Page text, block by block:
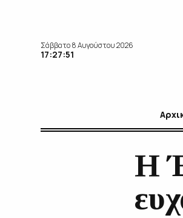
Σάββατο 8 Αυγούστου 2026
17:27:52
Η